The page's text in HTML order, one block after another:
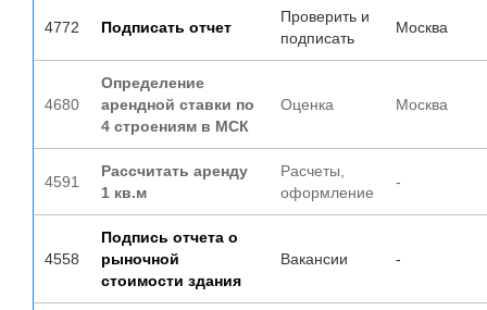
4772 Подписать отчет
Проверить и
подписать
Москва
4680
Определение
арендной ставки по
4 строениям в МСК
Оценка Москва
4591
Рассчитать аренду
1 кв.м
Расчеты,
оформление
-
4558
Подпись отчета о
рыночной
стоимости здания
Вакансии -